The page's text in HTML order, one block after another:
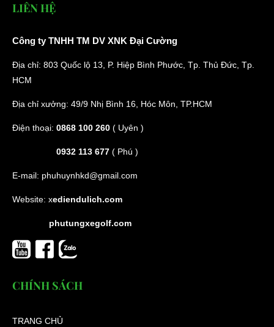
LIÊN HỆ
Công ty TNHH TM DV XNK Đại Cường
Địa chỉ: 803 Quốc lộ 13, P. Hiệp Bình Phước, Tp. Thủ Đức, Tp.
HCM
Địa chỉ xưởng: 49/9 Nhị Bình 16, Hóc Môn, TP.HCM
Điện thoại: 0868 100 260 ( Uyên )
0932 113 677 ( Phú )
E-mail: phuhuynhkd@gmail.com
Website: xediendulich.com
phutungxegolf.com
CHÍNH SÁCH
TRANG CHỦ